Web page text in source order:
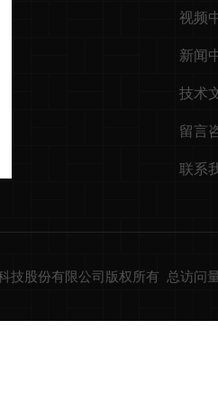
视频
新闻
技术
留言
联系
技股份有限公司版权所有 总访问